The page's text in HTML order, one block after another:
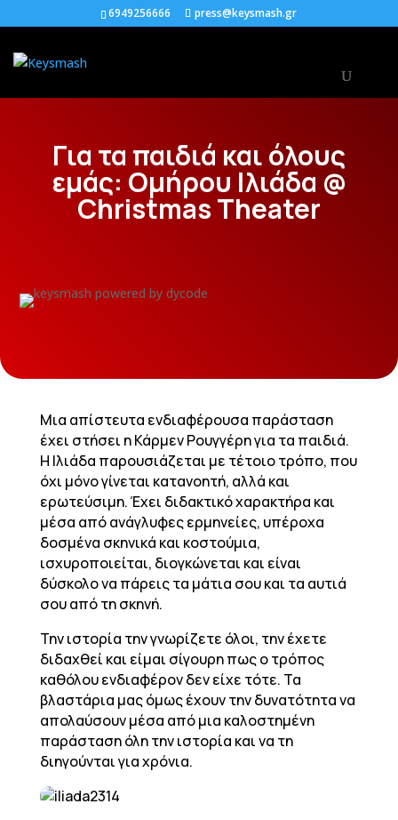
6949256666 press@keysmash.gr
Για τα παιδιά και όλους
εμάς: Ομήρου Ιλιάδα @
Christmas Theater
Μια απίστευτα ενδιαφέρουσα παράσταση
έχει στήσει η Κάρμεν Ρουγγέρη για τα παιδιά.
Η Ιλιάδα παρουσιάζεται με τέτοιο τρόπο, που
όχι μόνο γίνεται κατανοητή, αλλά και
ερωτεύσιμη. Έχει διδακτικό χαρακτήρα και
μέσα από ανάγλυφες ερμηνείες, υπέροχα
δοσμένα σκηνικά και κοστούμια,
ισχυροποιείται, διογκώνεται και είναι
δύσκολο να πάρεις τα μάτια σου και τα αυτιά
σου από τη σκηνή.
Την ιστορία την γνωρίζετε όλοι, την έχετε
διδαχθεί και είμαι σίγουρη πως ο τρόπος
καθόλου ενδιαφέρον δεν είχε τότε. Τα
βλαστάρια μας όμως έχουν την δυνατότητα να
απολαύσουν μέσα από μια καλοστημένη
παράσταση όλη την ιστορία και να τη
διηγούνται για χρόνια.